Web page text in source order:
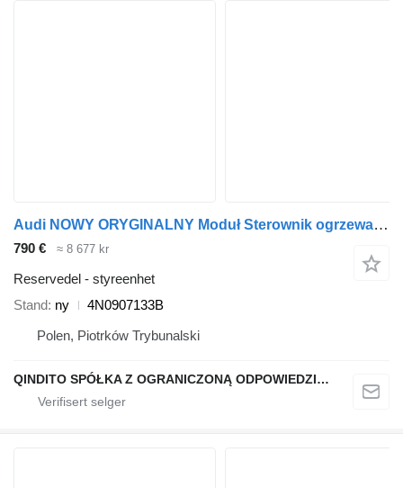
Audi NOWY ORYGINALNY Moduł Sterownik ogrzewania szyby A6 A7 4N0907133B styreenhet for bil
790 € ≈ 8 677 kr
Reservedel - styreenhet
Stand ny
4N0907133B
Polen, Piotrków Trybunalski
QINDITO SPÓŁKA Z OGRANICZONĄ ODPOWIEDZIALNOŚCIĄ